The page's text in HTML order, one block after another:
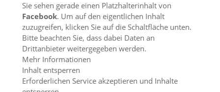
Sie sehen gerade einen Platzhalterinhalt von
Facebook. Um auf den eigentlichen Inhalt
zuzugreifen, klicken Sie auf die Schaltfläche unten.
Bitte beachten Sie, dass dabei Daten an
Drittanbieter weitergegeben werden.
Mehr Informationen
Inhalt entsperren
Erforderlichen Service akzeptieren und Inhalte